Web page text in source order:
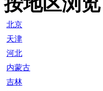
北京
天津
河北
内蒙古
吉林